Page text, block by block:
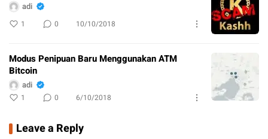
adi
1 0 10/10/2018
Modus Penipuan Baru Menggunakan ATM
Bitcoin
adi
1 0 6/10/2018
Leave a Reply